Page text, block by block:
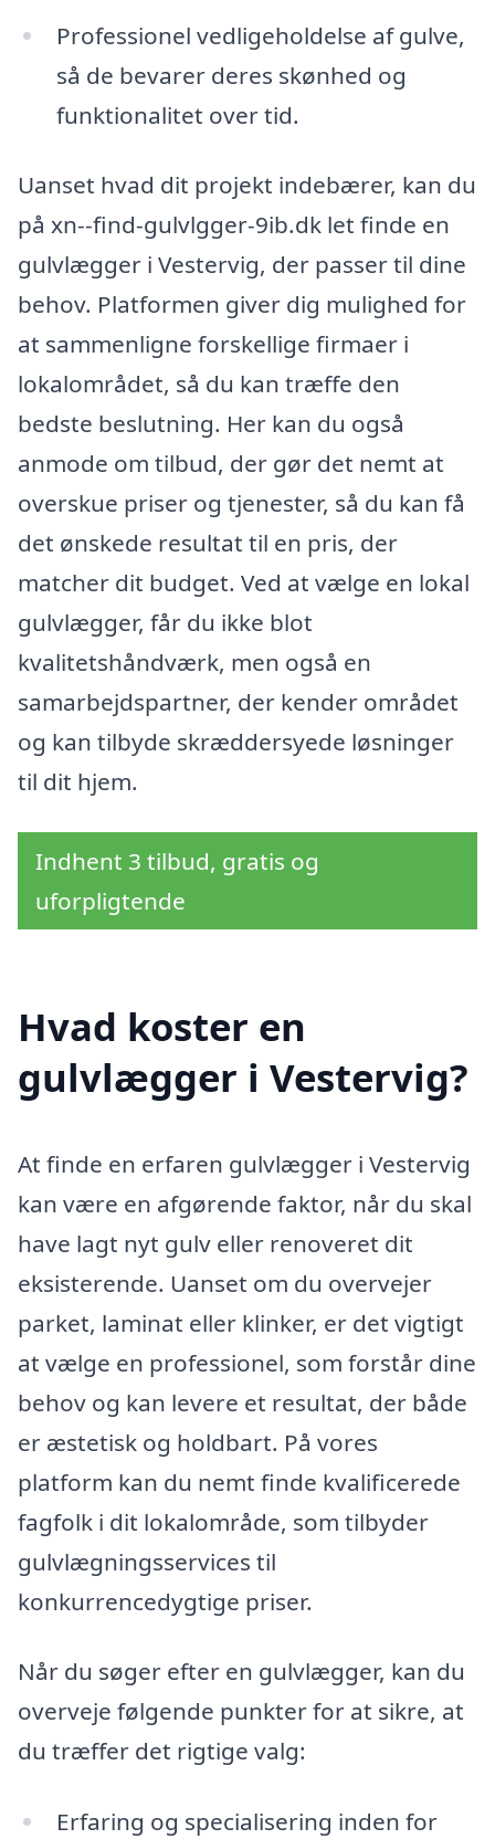
Professionel vedligeholdelse af gulve,
så de bevarer deres skønhed og
funktionalitet over tid.
Uanset hvad dit projekt indebærer, kan du
på xn--find-gulvlgger-9ib.dk let finde en
gulvlægger i Vestervig, der passer til dine
behov. Platformen giver dig mulighed for
at sammenligne forskellige firmaer i
lokalområdet, så du kan træffe den
bedste beslutning. Her kan du også
anmode om tilbud, der gør det nemt at
overskue priser og tjenester, så du kan få
det ønskede resultat til en pris, der
matcher dit budget. Ved at vælge en lokal
gulvlægger, får du ikke blot
kvalitetshåndværk, men også en
samarbejdspartner, der kender området
og kan tilbyde skræddersyede løsninger
til dit hjem.
Indhent 3 tilbud, gratis og
uforpligtende
Hvad koster en
gulvlægger i Vestervig?
At finde en erfaren gulvlægger i Vestervig
kan være en afgørende faktor, når du skal
have lagt nyt gulv eller renoveret dit
eksisterende. Uanset om du overvejer
parket, laminat eller klinker, er det vigtigt
at vælge en professionel, som forstår dine
behov og kan levere et resultat, der både
er æstetisk og holdbart. På vores
platform kan du nemt finde kvalificerede
fagfolk i dit lokalområde, som tilbyder
gulvlægningsservices til
konkurrencedygtige priser.
Når du søger efter en gulvlægger, kan du
overveje følgende punkter for at sikre, at
du træffer det rigtige valg:
Erfaring og specialisering inden for